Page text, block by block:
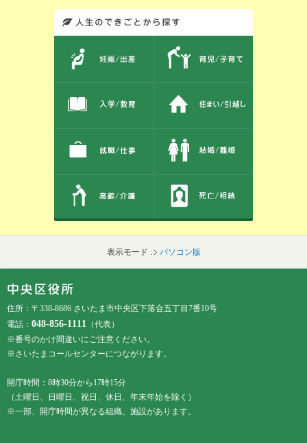
表示モード : パソコン版
住所：〒338-8686 さいたま市中央区下落合五丁目7番10号
電話： 048-856-1111 （代表）
※番号のかけ間違いにご注意ください。
※さいたまコールセンターにつながります。
開庁時間：8時30分から17時15分
（土曜日、日曜日、祝日、休日、年末年始を除く）
※一部、開庁時間が異なる組織、施設があります。